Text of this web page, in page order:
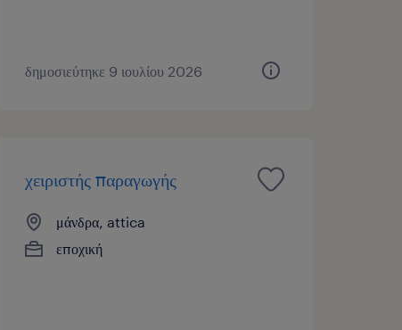
δημοσιεύτηκε 9 ιουλίου 2026
χειριστής παραγωγής
μάνδρα, attica
εποχική